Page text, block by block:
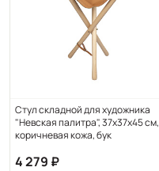
Стул складной для художника
"Невская палитра", 37х37х45 см,
коричневая кожа, бук
4 279